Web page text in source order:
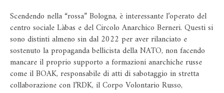
Scendendo nella “rossa” Bologna, è interessante l’operato del
centro sociale Làbas e del Circolo Anarchico Berneri. Questi si
sono distinti almeno sin dal 2022 per aver rilanciato e
sostenuto la propaganda bellicista della NATO, non facendo
mancare il proprio supporto a formazioni anarchiche russe
come il BOAK, responsabile di atti di sabotaggio in stretta
collaborazione con l’RDK, il Corpo Volontario Russo,